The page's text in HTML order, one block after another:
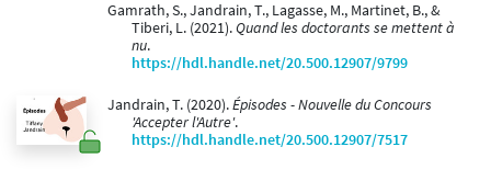
Gamrath, S., Jandrain, T., Lagasse, M., Martinet, B., &
Tiberi, L. (2021).Quand les doctorants se mettent à
nu.
https://hdl.handle.net/20.500.12907/9799
Jandrain, T. (2020).Épisodes - Nouvelle du Concours
'Accepter l'Autre'.
https://hdl.handle.net/20.500.12907/7517